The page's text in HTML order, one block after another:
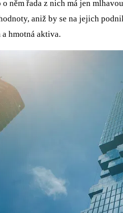
něm řada z nich má jen
aniž by se na jejich
hmotná aktiva.